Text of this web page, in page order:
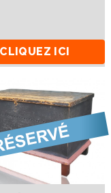
CLIQUEZ ICI